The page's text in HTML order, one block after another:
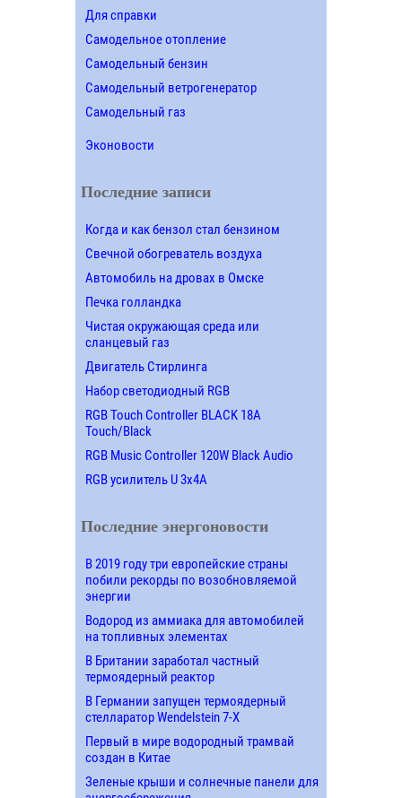
Для справки
Самодельное отопление
Самодельный бензин
Самодельный ветрогенератор
Самодельный газ
Эконовости
Последние записи
Когда и как бензол стал бензином
Свечной обогреватель воздуха
Автомобиль на дровах в Омске
Печка голландка
Чистая окружающая среда или
сланцевый газ
Двигатель Стирлинга
Набор светодиодный RGB
RGB Touch Controller BLACK 18A
Touch/Black
RGB Music Controller 120W Black Audio
RGB усилитель U 3х4A
Последние энергоновости
В 2019 году три европейские страны
побили рекорды по возобновляемой
энергии
Водород из аммиака для автомобилей
на топливных элементах
В Британии заработал частный
термоядерный реактор
В Германии запущен термоядерный
стелларатор Wendelstein 7-X
Первый в мире водородный трамвай
создан в Китае
Зеленые крыши и солнечные панели для